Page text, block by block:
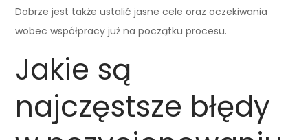
Dobrze jest także ustalić jasne cele oraz oczekiwania
wobec współpracy już na początku procesu.
Jakie są
najczęstsze błędy